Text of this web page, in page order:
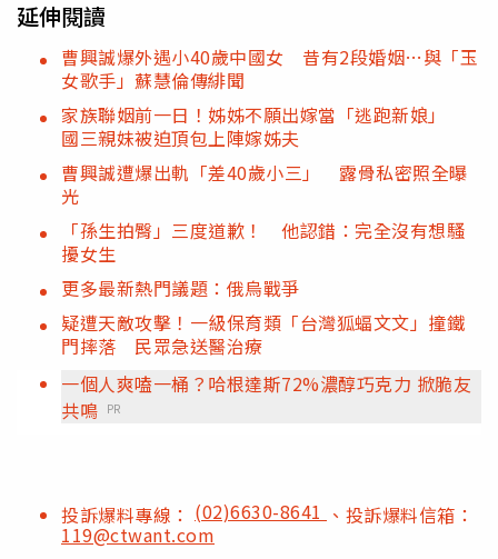
延伸閱讀
曹興誠爆外遇小40歲中國女 昔有2段婚姻…與「玉
女歌手」蘇慧倫傳緋聞
家族聯姻前一日！姊姊不願出嫁當「逃跑新娘」
國三親妹被迫頂包上陣嫁姊夫
曹興誠遭爆出軌「差40歲小三」 露骨私密照全曝
光
「孫生拍臀」三度道歉！ 他認錯：完全沒有想騷
擾女生
更多最新熱門議題：俄烏戰爭
疑遭天敵攻擊！一級保育類「台灣狐蝠文文」撞鐵
門摔落 民眾急送醫治療
一個人爽嗑一桶？哈根達斯72%濃醇巧克力 掀脆友
共鳴 PR
投訴爆料專線： (02)6630-8641 、投訴爆料信箱：
119@ctwant.com